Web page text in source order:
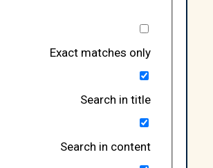
Exact matches only
Search in title
Search in content